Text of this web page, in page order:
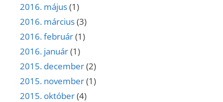
2016. május(1)
2016. március(3)
2016. február(1)
2016. január(1)
2015. december(2)
2015. november(1)
2015. október(4)